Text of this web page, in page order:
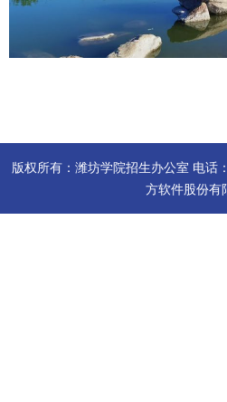
版权所有：潍坊学院招生办公室 电话
方软件股份有